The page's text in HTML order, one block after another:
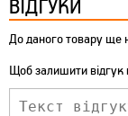
ВІДГУКИ
До даного товару ще
Щоб залишити відгук